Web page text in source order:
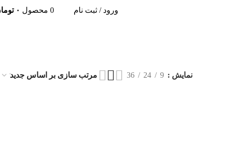
ورود / ثبت نام 0 محصول ۰
نمایش 9
24
36